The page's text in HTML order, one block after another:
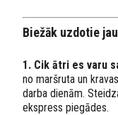
Biežāk uzdotie
1. Cik ātri es varu
no maršruta un
darba dienām.
ekspress piegādes.